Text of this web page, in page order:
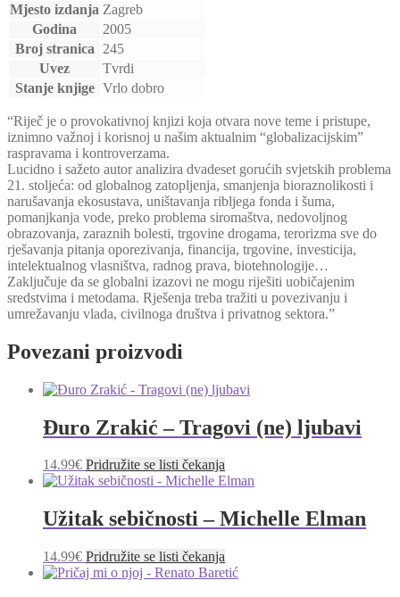
Mjesto izdanja Zagreb
Godina
2005
Broj stranica
245
Uvez
Tvrdi
Stanje knjige Vrlo dobro
“Riječ je o provokativnoj knjizi koja otvara nove teme i pristupe,
iznimno važnoj i korisnoj u našim aktualnim “globalizacijskim”
raspravama i kontroverzama.
Lucidno i sažeto autor analizira dvadeset gorućih svjetskih problema
21. stoljeća: od globalnog zatopljenja, smanjenja bioraznolikosti i
narušavanja ekosustava, uništavanja ribljega fonda i šuma,
pomanjkanja vode, preko problema siromaštva, nedovoljnog
obrazovanja, zaraznih bolesti, trgovine drogama, terorizma sve do
rješavanja pitanja oporezivanja, financija, trgovine, investicija,
intelektualnog vlasništva, radnog prava, biotehnologije…
Zaključuje da se globalni izazovi ne mogu riješiti uobičajenim
sredstvima i metodama. Rješenja treba tražiti u povezivanju i
umrežavanju vlada, civilnoga društva i privatnog sektora.”
Povezani proizvodi
Đuro Zrakić – Tragovi (ne) ljubavi
14.99€ Pridružite se listi čekanja
Užitak sebičnosti – Michelle Elman
14.99€ Pridružite se listi čekanja